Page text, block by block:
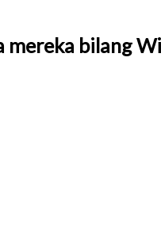
mereka bilang